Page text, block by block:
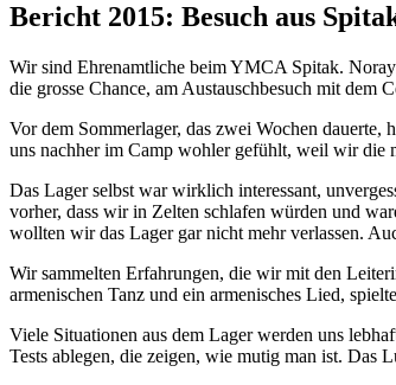
Bericht 2015: Besuch aus
Wir sind Ehrenamtliche beim YMCA Spitak.
die grosse Chance, am Austauschbesuch mit dem
Vor dem Sommerlager, das zwei Wochen
uns nachher im Camp wohler gefühlt, weil wir die
Das Lager selbst war wirklich interessant,
vorher, dass wir in Zelten schlafen würden und
wollten wir das Lager gar nicht mehr verlassen.
Wir sammelten Erfahrungen, die wir mit den
armenischen Tanz und ein armenisches Lied,
Viele Situationen aus dem Lager werden uns
Tests ablegen, die zeigen, wie mutig man ist. Das